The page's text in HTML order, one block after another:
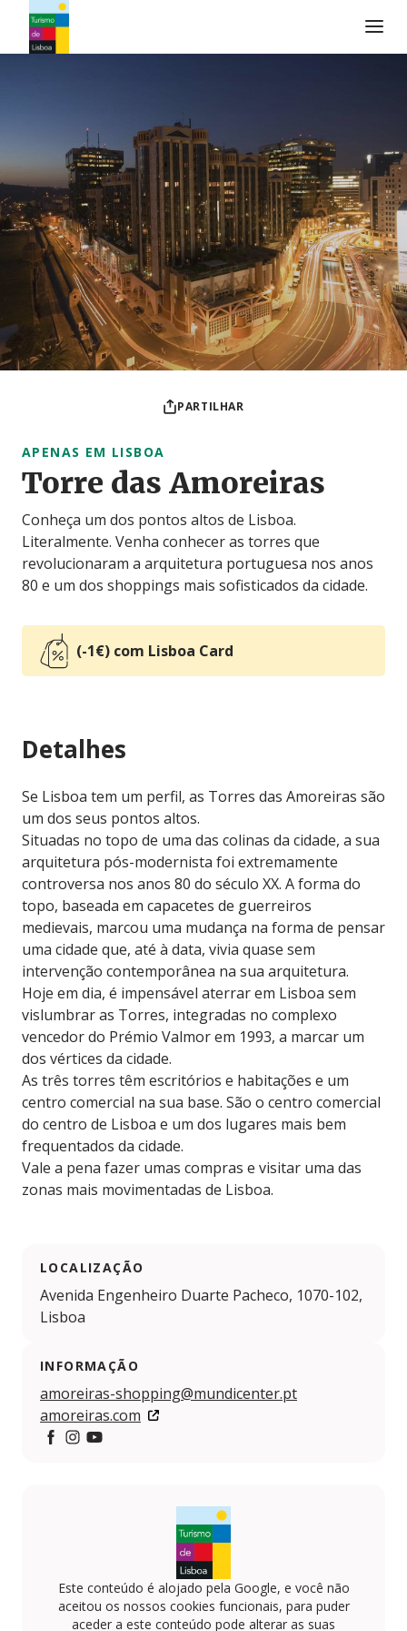
PARTILHAR
APENAS EM LISBOA
Torre das Amoreiras
Conheça um dos pontos altos de Lisboa.
Literalmente. Venha conhecer as torres que
revolucionaram a arquitetura portuguesa nos anos
80 e um dos shoppings mais sofisticados da cidade.
(-1€) com Lisboa Card
Detalhes
Se Lisboa tem um perfil, as Torres das Amoreiras são
um dos seus pontos altos.
Situadas no topo de uma das colinas da cidade, a sua
arquitetura pós-modernista foi extremamente
controversa nos anos 80 do século XX. A forma do
topo, baseada em capacetes de guerreiros
medievais, marcou uma mudança na forma de pensar
uma cidade que, até à data, vivia quase sem
intervenção contemporânea na sua arquitetura.
Hoje em dia, é impensável aterrar em Lisboa sem
vislumbrar as Torres, integradas no complexo
vencedor do Prémio Valmor em 1993, a marcar um
dos vértices da cidade.
As três torres têm escritórios e habitações e um
centro comercial na sua base. São o centro comercial
do centro de Lisboa e um dos lugares mais bem
frequentados da cidade.
Vale a pena fazer umas compras e visitar uma das
zonas mais movimentadas de Lisboa.
LOCALIZAÇÃO
Avenida Engenheiro Duarte Pacheco, 1070-102,
Lisboa
INFORMAÇÃO
amoreiras-shopping@mundicenter.pt
amoreiras.com
Este conteúdo é alojado pela Google, e você não
aceitou os nossos cookies funcionais, para puder
aceder a este conteúdo pode alterar as suas